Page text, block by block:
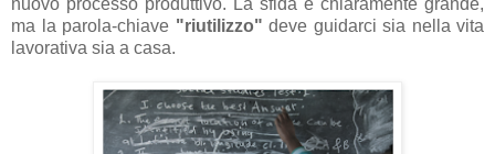
ma la parola-chiave "riutilizzo" deve guidarci sia nella vita
lavorativa sia a casa.